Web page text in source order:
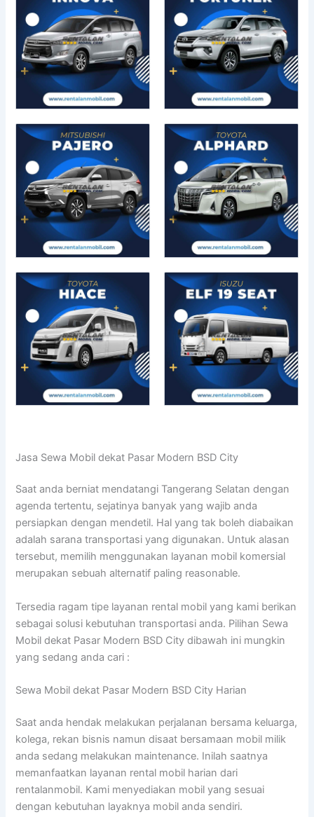
Jasa Sewa Mobil dekat Pasar Modern BSD City
Saat anda berniat mendatangi Tangerang Selatan dengan
agenda tertentu, sejatinya banyak yang wajib anda
persiapkan dengan mendetil. Hal yang tak boleh diabaikan
adalah sarana transportasi yang digunakan. Untuk alasan
tersebut, memilih menggunakan layanan mobil komersial
merupakan sebuah alternatif paling reasonable.
Tersedia ragam tipe layanan rental mobil yang kami berikan
sebagai solusi kebutuhan transportasi anda. Pilihan Sewa
Mobil dekat Pasar Modern BSD City dibawah ini mungkin
yang sedang anda cari :
Sewa Mobil dekat Pasar Modern BSD City Harian
Saat anda hendak melakukan perjalanan bersama keluarga,
kolega, rekan bisnis namun disaat bersamaan mobil milik
anda sedang melakukan maintenance. Inilah saatnya
memanfaatkan layanan rental mobil harian dari
rentalanmobil. Kami menyediakan mobil yang sesuai
dengan kebutuhan layaknya mobil anda sendiri.